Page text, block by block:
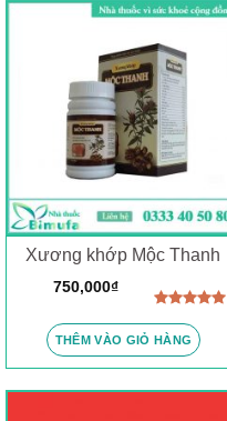
Xương khớp Mộc Thanh
hạng 5.00
5 sao
750,000₫
THÊM VÀO GIỎ HÀNG